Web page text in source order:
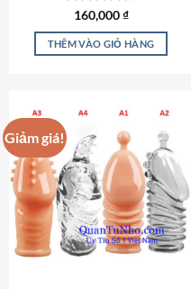
phẩm
Được xếp
hạng4.73
5 sao
160,000₫
THÊM VÀO GIỎ HÀNG
Giảm giá!